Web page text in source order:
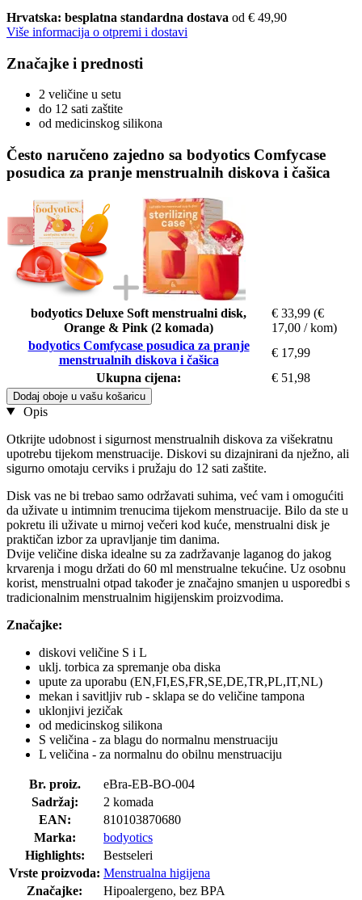
Hrvatska: besplatna standardna dostava od € 49,90
Više informacija o otpremi i dostavi
Značajke i prednosti
2 veličine u setu
do 12 sati zaštite
od medicinskog silikona
Često naručeno zajedno sa bodyotics Comfycase
posudica za pranje menstrualnih diskova i čašica
bodyotics Deluxe Soft menstrualni disk,
Orange & Pink (2 komada)
€ 33,99 (€
17,00 / kom)
bodyotics Comfycase posudica za pranje
menstrualnih diskova i čašica
€ 17,99
Ukupna cijena:
€ 51,98
Dodaj oboje u vašu košaricu
Opis
Otkrijte udobnost i sigurnost menstrualnih diskova za višekratnu
upotrebu tijekom menstruacije. Diskovi su dizajnirani da nježno, ali
sigurno omotaju cerviks i pružaju do 12 sati zaštite.
Disk vas ne bi trebao samo održavati suhima, već vam i omogućiti
da uživate u intimnim trenucima tijekom menstruacije. Bilo da ste u
pokretu ili uživate u mirnoj večeri kod kuće, menstrualni disk je
praktičan izbor za upravljanje tim danima.
Dvije veličine diska idealne su za zadržavanje laganog do jakog
krvarenja i mogu držati do 60 ml menstrualne tekućine. Uz osobnu
korist, menstrualni otpad također je značajno smanjen u usporedbi s
tradicionalnim menstrualnim higijenskim proizvodima.
Značajke:
diskovi veličine S i L
uklj. torbica za spremanje oba diska
upute za uporabu (EN,FI,ES,FR,SE,DE,TR,PL,IT,NL)
mekan i savitljiv rub - sklapa se do veličine tampona
uklonjivi jezičak
od medicinskog silikona
S veličina - za blagu do normalnu menstruaciju
L veličina - za normalnu do obilnu menstruaciju
Br. proiz.
eBra-EB-BO-004
Sadržaj:
2 komada
EAN:
810103870680
Marka:
bodyotics
Highlights:
Bestseleri
Vrste proizvoda: Menstrualna higijena
Značajke:
Hipoalergeno, bez BPA